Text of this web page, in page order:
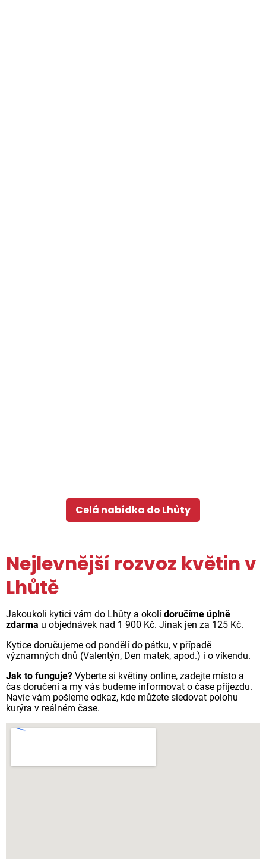
Celá nabídka do Lhůty
Nejlevnější rozvoz květin v
Lhůtě
Jakoukoli kytici vám do Lhůty a okolí doručíme úplně
zdarma u objednávek nad 1 900 Kč. Jinak jen za 125 Kč.
Kytice doručujeme od pondělí do pátku, v případě
významných dnů (Valentýn, Den matek, apod.) i o víkendu.
Jak to funguje? Vyberte si květiny online, zadejte místo a
čas doručení a my vás budeme informovat o čase příjezdu.
Navíc vám pošleme odkaz, kde můžete sledovat polohu
kurýra v reálném čase.